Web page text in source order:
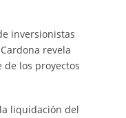
inversionistas
revela
los proyectos
liquidación del